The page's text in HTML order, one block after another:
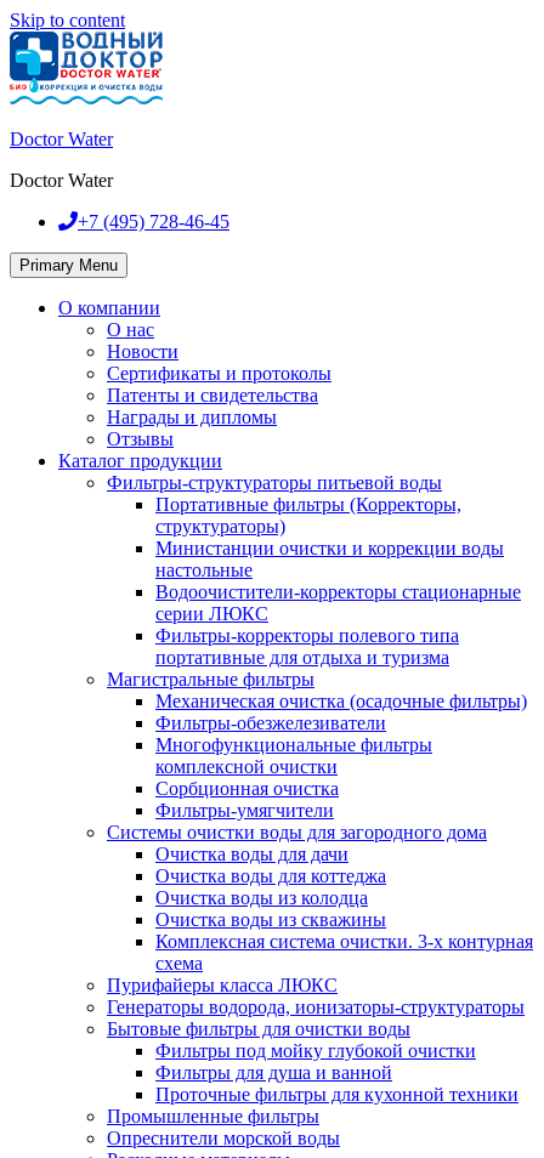
Skip to content
Doctor Water
Doctor Water
+7 (495) 728-46-45
Primary Menu
О компании
О нас
Новости
Сертификаты и протоколы
Патенты и свидетельства
Награды и дипломы
Отзывы
Каталог продукции
Фильтры-структураторы питьевой воды
Портативные фильтры (Корректоры,
структураторы)
Министанции очистки и коррекции воды
настольные
Водоочистители-корректоры стационарные
серии ЛЮКС
Фильтры-корректоры полевого типа
портативные для отдыха и туризма
Магистральные фильтры
Механическая очистка (осадочные фильтры)
Фильтры-обезжелезиватели
Многофункциональные фильтры
комплексной очистки
Сорбционная очистка
Фильтры-умягчители
Системы очистки воды для загородного дома
Очистка воды для дачи
Очистка воды для коттеджа
Очистка воды из колодца
Очистка воды из скважины
Комплексная система очистки. 3-х контурная
схема
Пурифайеры класса ЛЮКС
Генераторы водорода, ионизаторы-структураторы
Бытовые фильтры для очистки воды
Фильтры под мойку глубокой очистки
Фильтры для душа и ванной
Проточные фильтры для кухонной техники
Промышленные фильтры
Опреснители морской воды